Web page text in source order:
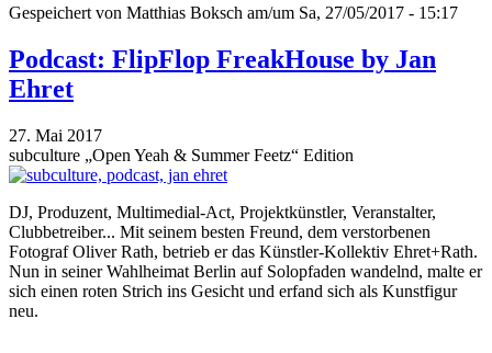
Gespeichert von Matthias Boksch am/um Sa, 27/05/2017 - 15:17
Podcast: FlipFlop FreakHouse by Jan
Ehret
27. Mai 2017
subculture „Open Yeah & Summer Feetz“ Edition
DJ, Produzent, Multimedial-Act, Projektkünstler, Veranstalter,
Clubbetreiber... Mit seinem besten Freund, dem verstorbenen
Fotograf Oliver Rath, betrieb er das Künstler-Kollektiv Ehret+Rath.
Nun in seiner Wahlheimat Berlin auf Solopfaden wandelnd, malte er
sich einen roten Strich ins Gesicht und erfand sich als Kunstfigur
neu.